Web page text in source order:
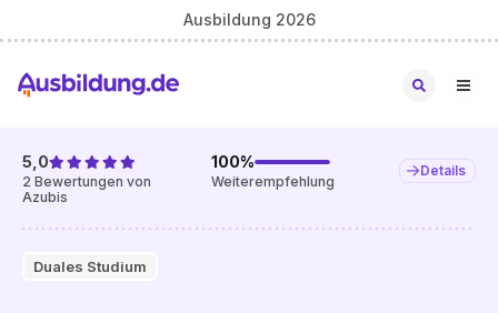
Ausbildung 2026
Duales Studium
5,0
2 Bewertungen von
Azubis
100%
Weiterempfehlung
Details